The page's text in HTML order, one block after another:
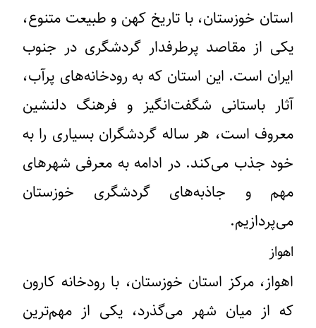
استان خوزستان، با تاریخ کهن و طبیعت متنوع،
یکی از مقاصد پرطرفدار گردشگری در جنوب
ایران است. این استان که به رودخانه‌های پرآب،
آثار باستانی شگفت‌انگیز و فرهنگ دلنشین
معروف است، هر ساله گردشگران بسیاری را به
خود جذب می‌کند. در ادامه به معرفی شهرهای
مهم و جاذبه‌های گردشگری خوزستان
می‌پردازیم.
اهواز
اهواز، مرکز استان خوزستان، با رودخانه کارون
که از میان شهر می‌گذرد، یکی از مهم‌ترین